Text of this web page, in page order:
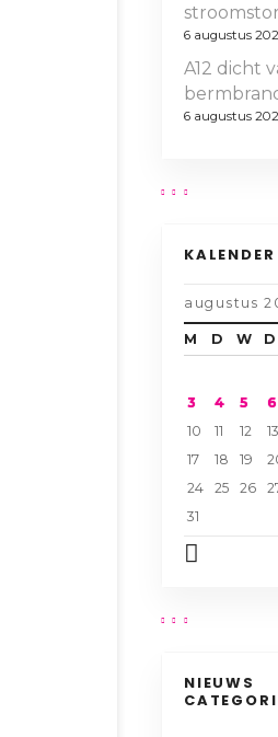
6 augustus
A12 dicht
6 augustus
KALENDER
augustus
M D W D
3
4 5 6
10
11 12 13
17
18 19
24
25 26
31
NIEUWS